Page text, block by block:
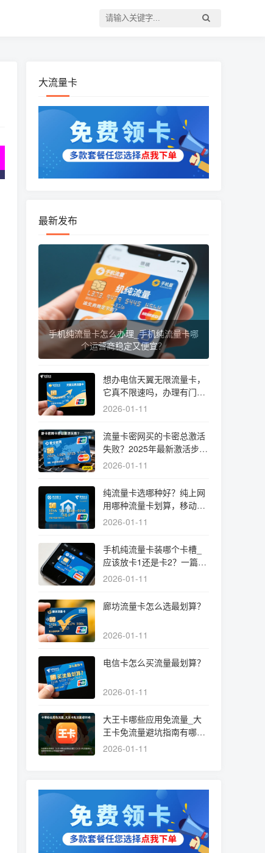
大流量卡
最新发布
手机纯流量卡怎么办理_手机纯流量卡哪
个运营商稳定又便宜？
想办电信天翼无限流量卡，
它真不限速吗，办理有门槛
吗？
2026-01-11
流量卡密网买的卡密总激活
失败？2025年最新激活步骤
与避坑指南
2026-01-11
纯流量卡选哪种好？纯上网
用哪种流量卡划算，移动电
信纯流量卡哪个好实测揭秘
2026-01-11
手机纯流量卡装哪个卡槽_
应该放卡1还是卡2？一篇文
章讲清选择和设置
2026-01-11
廊坊流量卡怎么选最划算？
2026-01-11
电信卡怎么买流量最划算？
2026-01-11
大王卡哪些应用免流量_大
王卡免流量避坑指南有哪些
必须知道的细节？
2026-01-11